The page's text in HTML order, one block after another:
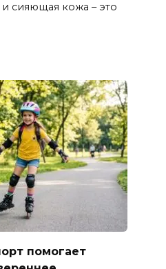
и сияющая кожа – это
помогает